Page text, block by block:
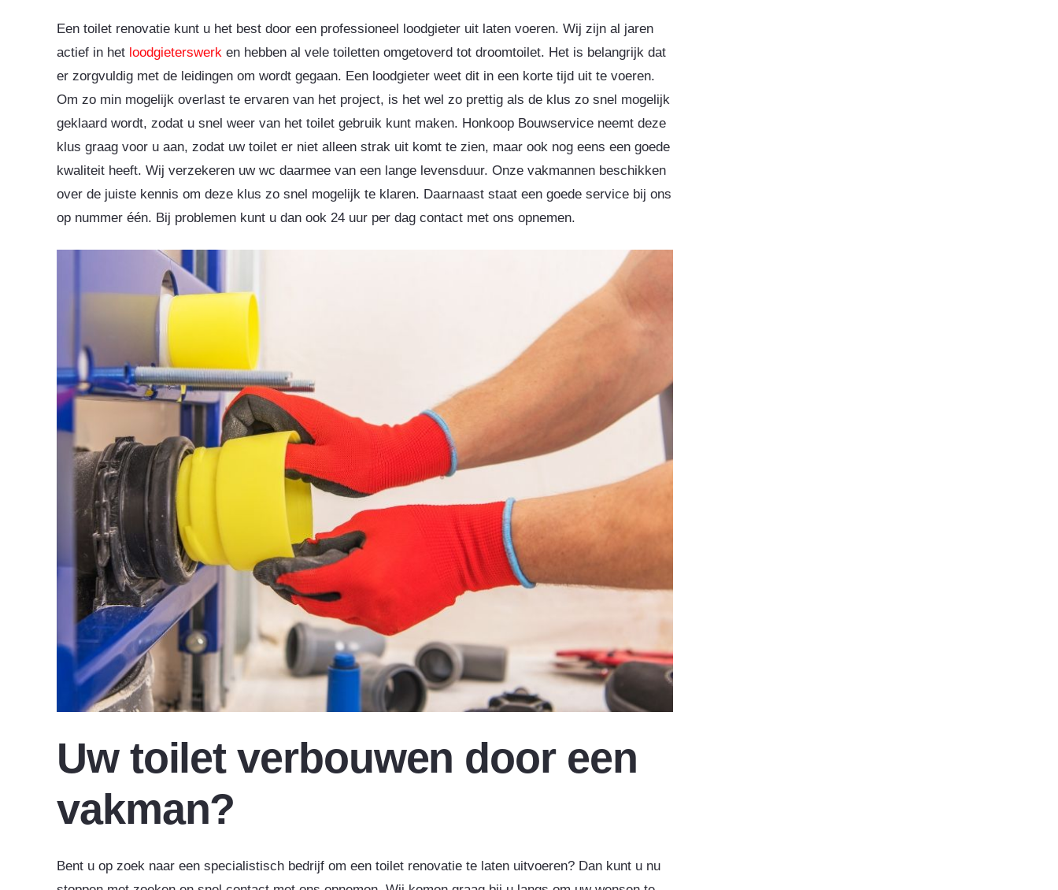
Een toilet renovatie kunt u het best door een professioneel loodgieter uit laten voeren. Wij zijn al jaren
actief in het loodgieterswerk en hebben al vele toiletten omgetoverd tot droomtoilet. Het is belangrijk dat
er zorgvuldig met de leidingen om wordt gegaan. Een loodgieter weet dit in een korte tijd uit te voeren.
Om zo min mogelijk overlast te ervaren van het project, is het wel zo prettig als de klus zo snel mogelijk
geklaard wordt, zodat u snel weer van het toilet gebruik kunt maken. Honkoop Bouwservice neemt deze
klus graag voor u aan, zodat uw toilet er niet alleen strak uit komt te zien, maar ook nog eens een goede
kwaliteit heeft. Wij verzekeren uw wc daarmee van een lange levensduur. Onze vakmannen beschikken
over de juiste kennis om deze klus zo snel mogelijk te klaren. Daarnaast staat een goede service bij ons
op nummer één. Bij problemen kunt u dan ook 24 uur per dag contact met ons opnemen.
Uw toilet verbouwen door een
vakman?
Bent u op zoek naar een specialistisch bedrijf om een toilet renovatie te laten uitvoeren? Dan kunt u nu